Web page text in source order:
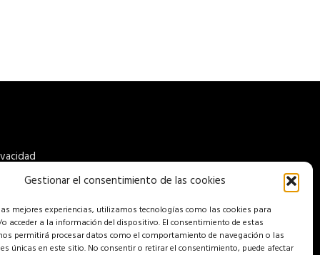
Gestionar el consentimiento de las cookies
mejores experiencias, utilizamos tecnologías como las cookies para
acceder a la información del dispositivo. El consentimiento de estas
permitirá procesar datos como el comportamiento de navegación o las
únicas en este sitio. No consentir o retirar el consentimiento, puede afectar